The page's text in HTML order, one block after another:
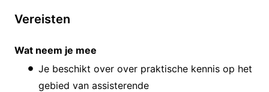
Vereisten
Wat neem je mee
Je beschikt over over praktische kennis op het
gebied van assisterende